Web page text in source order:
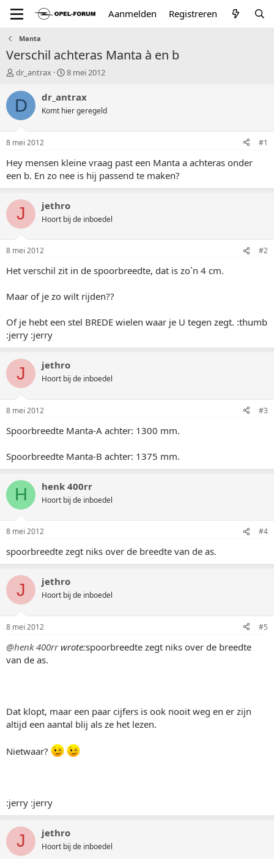
Aanmelden Registreren
Manta
Verschil achteras Manta à en b
T
p
a
r
t
e
dr_antrax
S
a
r
t
u
8 mei 2012
D dr_antrax
Komt hier geregeld
8 mei 2012 #1
Hey mensen kleine vraag past een Manta a achteras onder
een b. En zo nee is hij passend te maken?
J jethro
Hoort bij de inboedel
8 mei 2012 #2
Het verschil zit in de spoorbreedte, dat is zo`n 4 cm.
Maar of je zo wilt rijden??
Of je hebt een stel BREDE wielen waar je U tegen zegt. :thumb
:jerry :jerry
J jethro
Hoort bij de inboedel
8 mei 2012 #3
Spoorbreedte Manta-A achter: 1300 mm.
Spoorbreedte Manta-B achter: 1375 mm.
H henk 400rr
Hoort bij de inboedel
8 mei 2012 #4
spoorbreedte zegt niks over de breedte van de as.
J jethro
Hoort bij de inboedel
8 mei 2012 #5
@henk 400rrwrote:spoorbreedte zegt niks over de breedte
van de as.
Dat klopt, maar een paar cijfers is ook nooit weg en er zijn
altijd een aantal blij als ze het lezen.
Nietwaar?
:jerry :jerry
J jethro
Hoort bij de inboedel